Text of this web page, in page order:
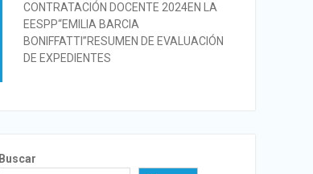
CONTRATACIÓN DOCENTE 2024EN LA
EESPP“EMILIA BARCIA
BONIFFATTI”RESUMEN DE EVALUACIÓN
DE EXPEDIENTES
Buscar